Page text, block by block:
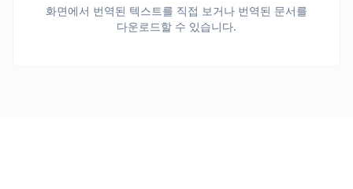
화면에서 번역된 텍스트를 직접 보거나 번역된 문서를
다운로드할 수 있습니다.